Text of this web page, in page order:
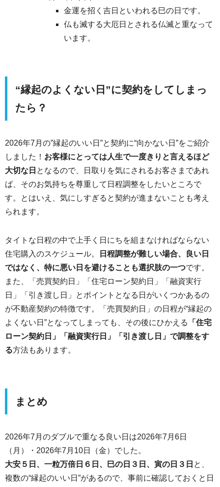
金運を招く吉日といわれる巳の日です。
仏も滅する大厄日とされる仏滅と重なって
います。
“縁起のよくない日”に契約をしてしまっ
たら？
2026年7月の”縁起のいい日”と契約に“向かない日”をご紹介
しました！ お客様にとっては人生で一度きりと言えるほど
大切な日 となるので、日取りを気にされるお客さまであれ
ば、そのお気持ちを尊重して日程調整をしたいところで
す。とはいえ、気にしすぎると契約が進まないことも考え
られます。
タイトな日程の中で上手く日にちを組まなければならない
住宅購入のスケジュール。
日程調整が難しい場合、良い日
ではなく、特に悪い日を避けることも選択肢の一つです。
また、「売買契約日」「住宅ローン契約日」「融資実行
日」「引き渡し日」とポイントとなる日がいくつかあるの
が不動産契約の特徴です。「売買契約日」の日程が“縁起の
よくない日”となってしまっても、その後にひかえる
「住宅
ローン契約日」「融資実行日」「引き渡し日」で調整をす
る方法もあります。
まとめ
2026年7月のダブルで重なる良い日は2026年7月6日
（月）・2026年7月10日（金）でした。
大安５日、一粒万倍日６日、巳の日３日、寅の日３日 と、
複数の“縁起のいい日”があるので、事前に確認しておくと日